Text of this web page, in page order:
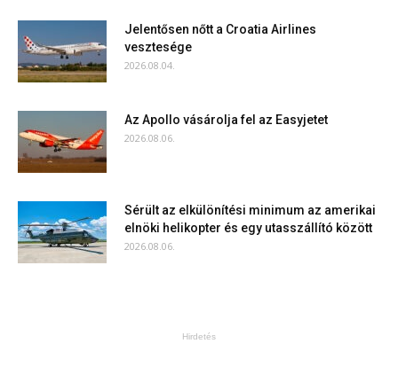
Jelentősen nőtt a Croatia Airlines
vesztesége
2026.08.04.
Az Apollo vásárolja fel az Easyjetet
2026.08.06.
Sérült az elkülönítési minimum az amerikai
elnöki helikopter és egy utasszállító között
2026.08.06.
Hirdetés